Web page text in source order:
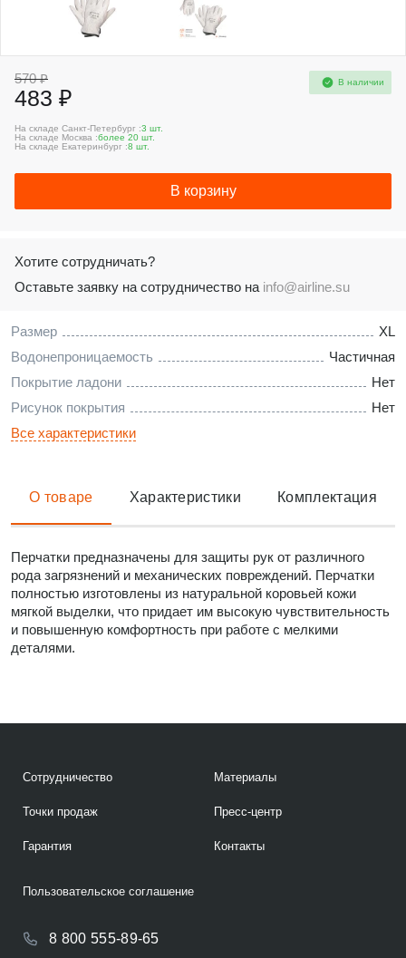
Размер
XL
Водонепроницаемость
Частичная
Покрытие ладони
Нет
Рисунок покрытия
Нет
Все характеристики
570 ₽
483 ₽
В наличии
На складе Санкт-Петербург :3 шт.
На складе Москва :более 20 шт.
На складе Екатеринбург :8 шт.
В корзину
Хотите сотрудничать?
Оставьте заявку на сотрудничество на info@airline.su
О товаре Характеристики Комплектация
Перчатки предназначены для защиты рук от различного
рода загрязнений и механических повреждений. Перчатки
полностью изготовлены из натуральной коровьей кожи
мягкой выделки, что придает им высокую чувствительность
и повышенную комфортность при работе с мелкими
деталями.
Сотрудничество
Точки продаж
Гарантия
Материалы
Пресс-центр
Контакты
8 800 555-89-65
Пользовательское соглашение